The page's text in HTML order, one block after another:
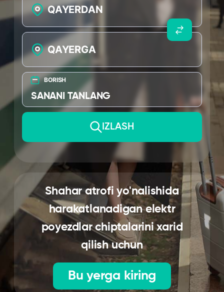
QAYERDAN
QAYERGA
BORISH
SANANI TANLANG
IZLASH
Shahar atrofi yo'nalishida
harakatlanadigan elektr
poyezdlar chiptalarini xarid
qilish uchun
Bu yerga kiring